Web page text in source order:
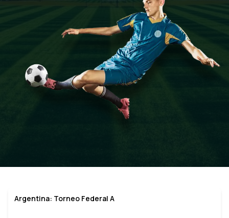
Argentina: Torneo Federal A